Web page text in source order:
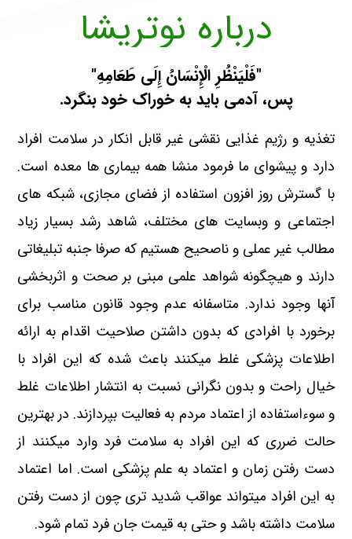
درباره نوتریشا
نوش دارو قبل از مرگ سهراب
"فَلْیَنْظُرِ الْإِنْسَانُ إِلَى طَعَامِهِ"
پس، آدمى باید به خوراک خود بنگرد.
تغذیه و رژیم غذایی نقشی غیر قابل انکار در سلامت افراد
دارد و پیشوای ما فرمود منشا همه بیماری ها معده است.
با گسترش روز افزون استفاده از فضای مجازی، شبکه های
اجتماعی و وبسایت های مختلف، شاهد رشد بسیار زیاد
مطالب غیر عملی و ناصحیح هستیم که صرفا جنبه تبلیغاتی
دارند و هیچگونه شواهد علمی مبنی بر صحت و اثربخشی
آنها وجود ندارد. متاسفانه عدم وجود قانون مناسب برای
برخورد با افرادی که بدون داشتن صلاحیت اقدام به ارائه
اطلاعات پزشکی غلط میکنند باعث شده که این افراد با
خیال راحت و بدون نگرانی نسبت به انتشار اطلاعات غلط
و سوءاستفاده از اعتماد مردم به فعالیت بپردازند. در بهترین
حالت ضرری که این افراد به سلامت فرد وارد میکنند از
دست رفتن زمان و اعتماد به علم پزشکی است. اما اعتماد
به این افراد میتواند عواقب شدید تری چون از دست رفتن
سلامت داشته باشد و حتی به قیمت جان فرد تمام شود.